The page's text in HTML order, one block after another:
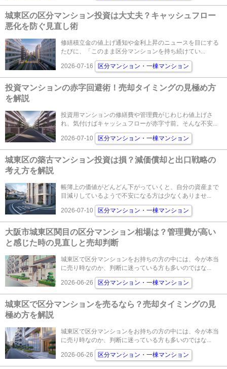
城東区の区分マンション投資は大丈夫？キャッシュフロー
悪化を防ぐ見直し術
修繕積立金の値上げ通知や金利上昇のニュースを目にする
たびに、「このまま区分マンションを持ち続けてい...
2026-07-16 区分マンション・一棟マンション
投資マンションの赤字回避術！売却タイミングの見極め方
を解説
投資用マンションの修繕費や管理費がじわじわ値上げさ
れ、気付けばキャッシュフローが赤字寸前。そんな不安...
2026-07-10 区分マンション・一棟マンション
城東区の築古マンション投資は損？減価償却と出口戦略の
考え方を解説
帳簿上の価値がどんどん下がっていくと、自分の資産まで
目減りしているようで不安になる方は少なくありませ...
2026-07-10 区分マンション・一棟マンション
大阪市城東区関目の区分マンション相場は？管理費が高い
と感じた時の見直しと売却判断
城東区で区分マンションをお持ちの方の中には、今が本当
に売り時なのか、判断に迷っている方も多いのではな...
2026-06-26 区分マンション・一棟マンション
城東区で区分マンションを売るなら？売却タイミングの見
極め方を解説
城東区で区分マンションをお持ちの方の中には、今が本当
に売り時なのか、判断に迷っている方も多いのではな...
2026-06-26 区分マンション・一棟マンション